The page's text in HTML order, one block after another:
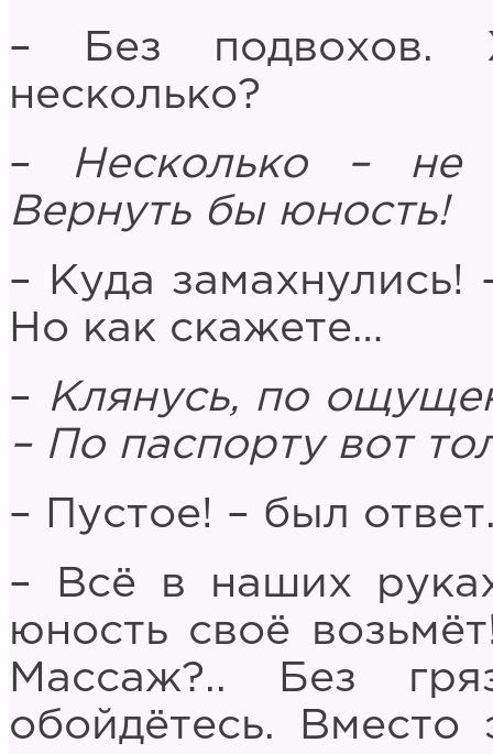
– Без подвохов.
несколько?
–
Несколько – не
Вернуть бы юность!
– Куда замахнулись!
Но как скажете…
– Клянусь, по
– По паспорту вот
– Пустое! – был
– Всё в наших
юность своё
Массаж?.. Без
обойдётесь.